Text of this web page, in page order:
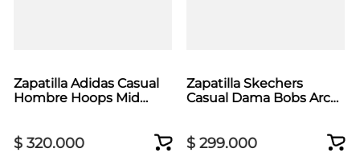
Zapatilla Adidas Casual
Hombre Hoops Mid
$ 320.000
Zapatilla Skechers
Casual Dama Bobs Arc
$ 299.000